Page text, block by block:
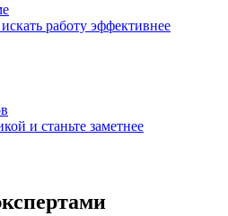
работу эффективнее
и станьте заметнее